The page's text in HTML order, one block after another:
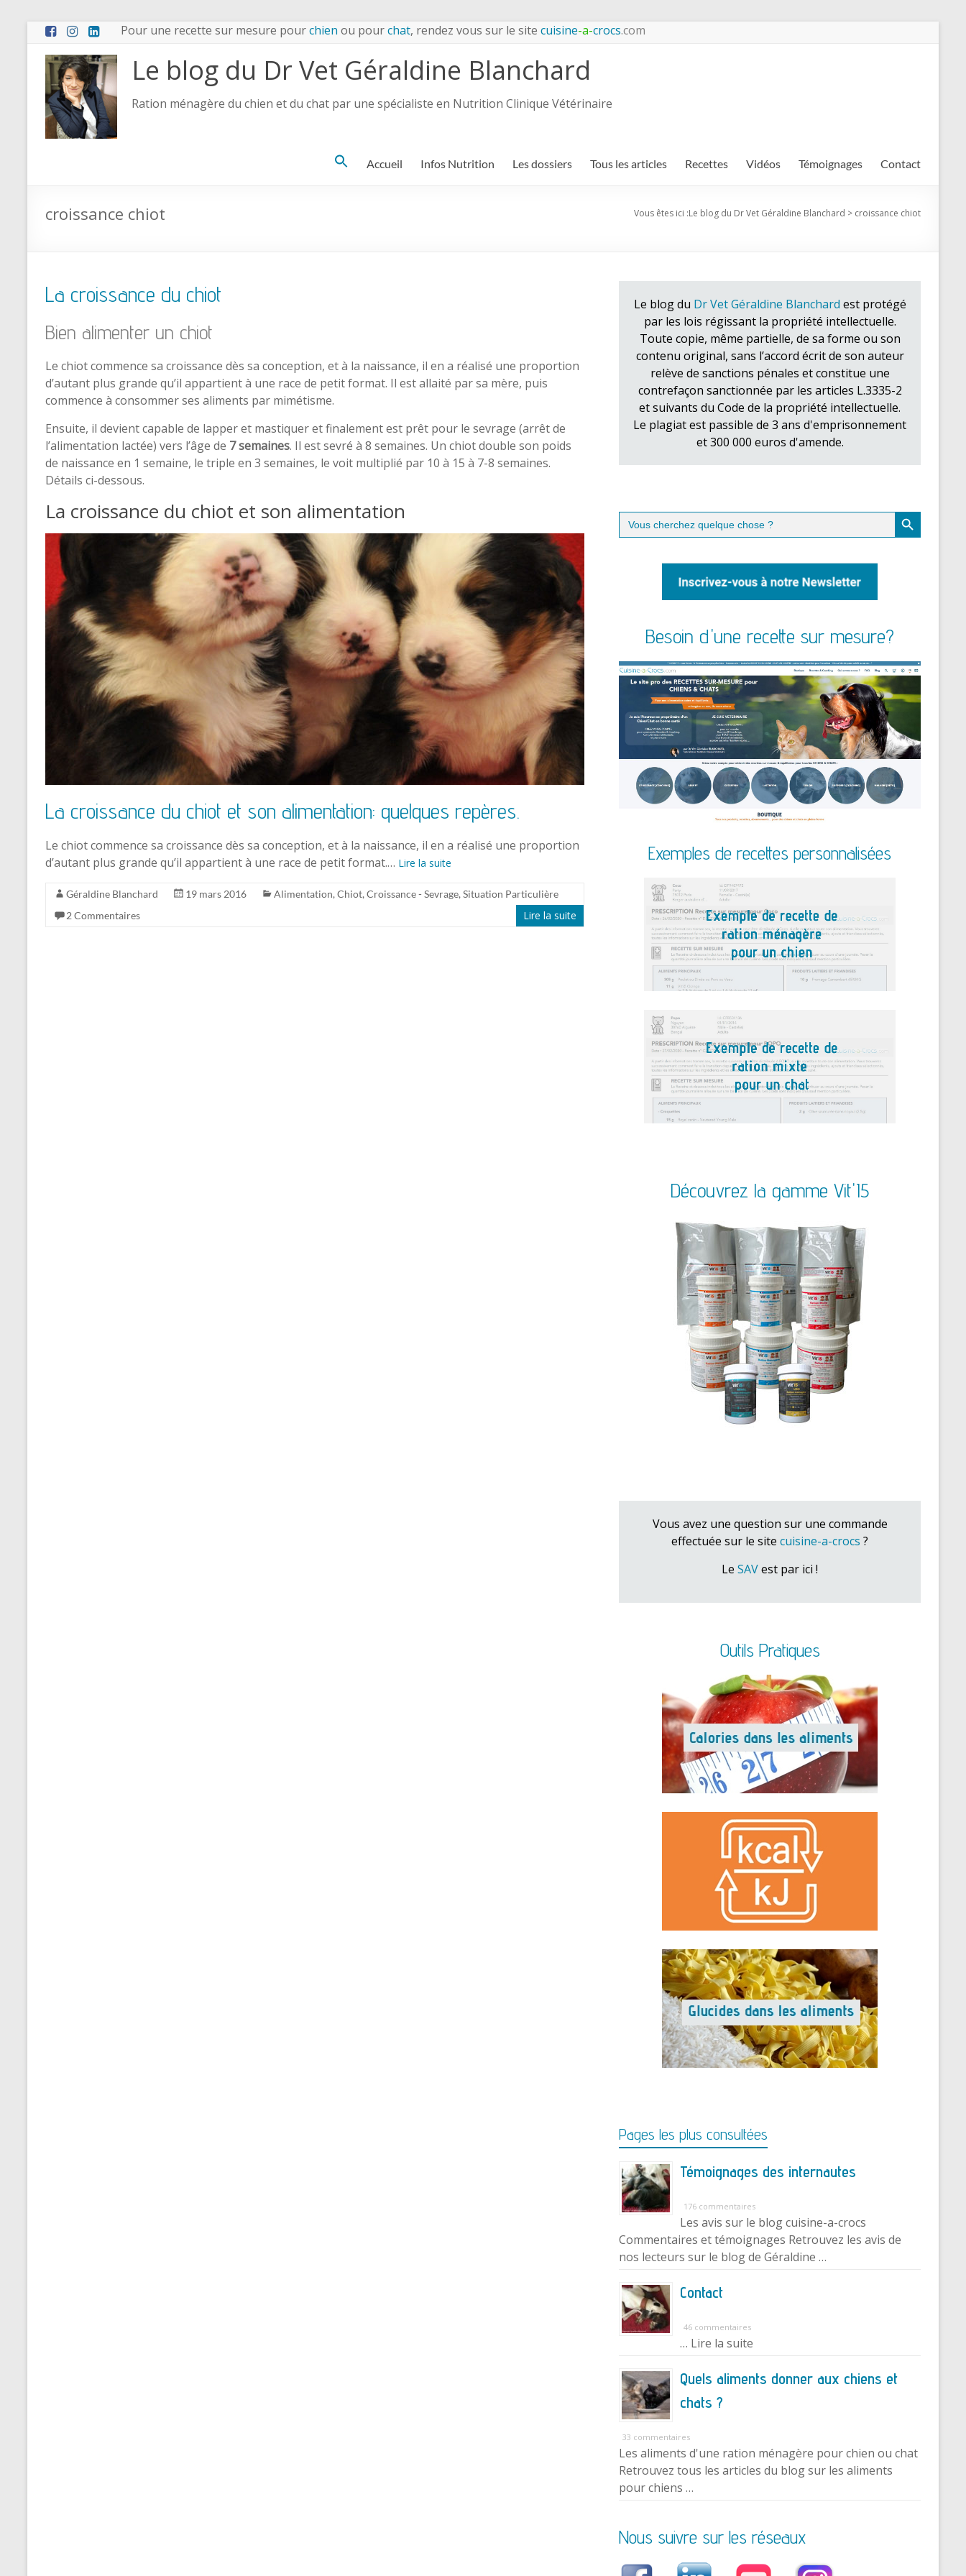
Pour une recette sur mesure pourchien ou pourchat, rendez vous sur le site cuisine-a-crocs.com
Le blog du Dr Vet Géraldine Blanchard
Ration ménagère du chien et du chat par une spécialiste en Nutrition Clinique Vétérinaire
Search Accueil Infos Nutrition Les dossiers Tous les articles Recettes Vidéos Témoignages Contact
croissance chiot Vous êtes ici :Le blog du Dr Vet Géraldine Blanchard > croissance chiot
La croissance du chiot
Bien alimenter un chiot
Le chiot commence sa croissance dès sa conception, et à la naissance, il en a réalisé une proportion
d’autant plus grande qu’il appartient à une race de petit format. Il est allaité par sa mère, puis
commence à consommer ses aliments par mimétisme.
Ensuite, il devient capable de lapper et mastiquer et finalement est prêt pour le sevrage (arrêt de
l’alimentation lactée) vers l’âge de 7 semaines. Il est sevré à 8 semaines. Un chiot double son poids
de naissance en 1 semaine, le triple en 3 semaines, le voit multiplié par 10 à 15 à 7-8 semaines.
Détails ci-dessous.
La croissance du chiot et son alimentation
La croissance du chiot et son alimentation: quelques repères.
Le chiot commence sa croissance dès sa conception, et à la naissance, il en a réalisé une proportion
d’autant plus grande qu’il appartient à une race de petit format.… Lire la suite
Géraldine Blanchard 19 mars 2016 Alimentation, Chiot, Croissance - Sevrage, Situation Particulière
2 Commentaires
Lire la suite
Le blog du Dr Vet Géraldine Blanchard est protégé
par les lois régissant la propriété intellectuelle.
Toute copie, même partielle, de sa forme ou son
contenu original, sans l’accord écrit de son auteur
relève de sanctions pénales et constitue une
contrefaçon sanctionnée par les articles L.3335-2
et suivants du Code de la propriété intellectuelle.
Le plagiat est passible de 3 ans d'emprisonnement
et 300 000 euros d'amende.
Search
for:
Search Button
Besoin d'une recette sur mesure?
Exemples de recettes personnalisées
Découvrez la gamme Vit'I5
Vous avez une question sur une commande
effectuée sur le site cuisine-a-crocs ?
Le SAVest par ici !
Outils Pratiques
Pages les plus consultées
Témoignages des internautes
176 commentaires
Les avis sur le blog cuisine-a-crocs
Commentaires et témoignages Retrouvez les avis de
nos lecteurs sur le blog de Géraldine …
Contact
46 commentaires
… Lire la suite
Quels aliments donner aux chiens et
chats ?
33 commentaires
Les aliments d'une ration ménagère pour chien ou chat
Retrouvez tous les articles du blog sur les aliments
pour chiens …
Nous suivre sur les réseaux